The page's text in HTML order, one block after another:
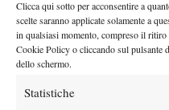
Clicca qui sotto per acconsentire a
scelte saranno applicate solamente a
in qualsiasi momento, compreso il
Cookie Policy o cliccando sul pulsante
dello schermo.
Statistiche
prima o poi, in uno Slam.
Seguono poi un’infinità di
che a meno di miracoli
diciassette titoli, di cui due a